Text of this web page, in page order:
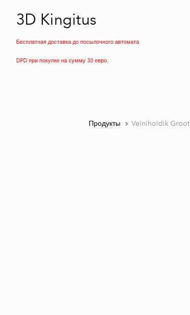
3D Kingitus
Бесплатная доставка до посылочного автомата
DPD при покупке на сумму 30 евро.
Продукты Veinihoidik Groot